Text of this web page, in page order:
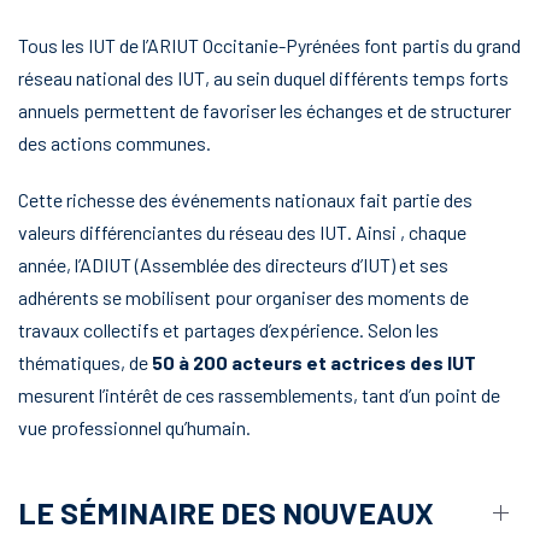
Tous les IUT de l’ARIUT Occitanie-Pyrénées font partis du grand
réseau national des IUT, au sein duquel différents temps forts
annuels permettent de favoriser les échanges et de structurer
des actions communes.
Cette richesse des événements nationaux fait partie des
valeurs différenciantes du réseau des IUT. Ainsi , chaque
année, l’ADIUT (Assemblée des directeurs d’IUT) et ses
adhérents se mobilisent pour organiser des moments de
travaux collectifs et partages d’expérience. Selon les
thématiques, de 50 à 200 acteurs et actrices des IUT
mesurent l’intérêt de ces rassemblements, tant d’un point de
vue professionnel qu’humain.
LE SÉMINAIRE DES NOUVEAUX